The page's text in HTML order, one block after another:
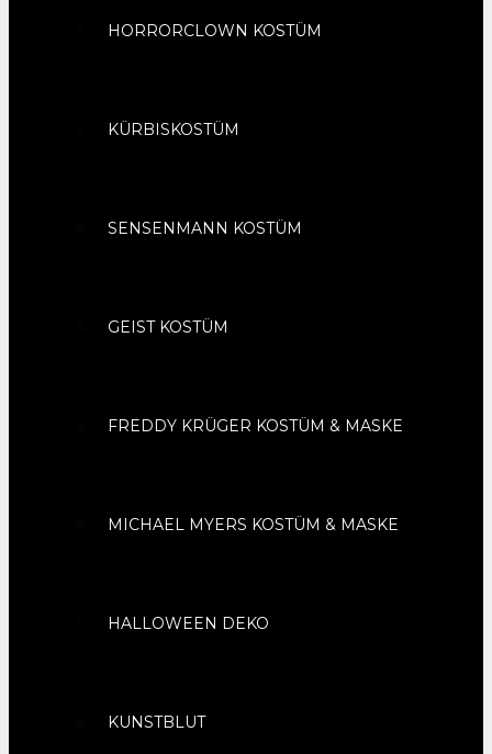
HORRORCLOWN KOSTÜM
KÜRBISKOSTÜM
SENSENMANN KOSTÜM
GEIST KOSTÜM
FREDDY KRÜGER KOSTÜM & MASKE
MICHAEL MYERS KOSTÜM & MASKE
HALLOWEEN DEKO
KUNSTBLUT